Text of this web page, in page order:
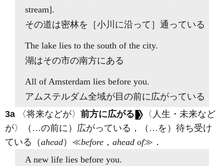
stream].
その道は密林を［小川に沿って］通っている
The lake lies to the south of the city.
湖はその市の南方にある
All of Amsterdam lies before you.
アムステルダム全域が目の前に広がっている
3a 〈将来などが〉 前方に広がる
〈人生・未来など
が〉（…の前に）広がっている，（…を）待ち受け
ている（ahead）≪before ， ahead of≫ ．
A new life lies before you.